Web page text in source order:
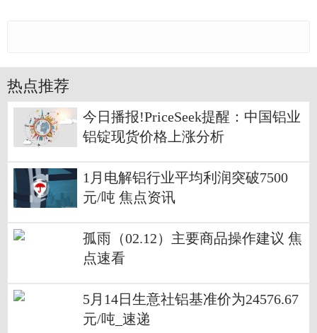
热点推荐
今日播报!PriceSeek提醒：中国铝业
铝锭现货价格上涨分析
1月电解铝行业平均利润突破7500
元/吨 焦点资讯
孤雨（02.12）主要商品操作建议 焦
点速看
5月14日生意社铝基准价为24576.67
元/吨_速递